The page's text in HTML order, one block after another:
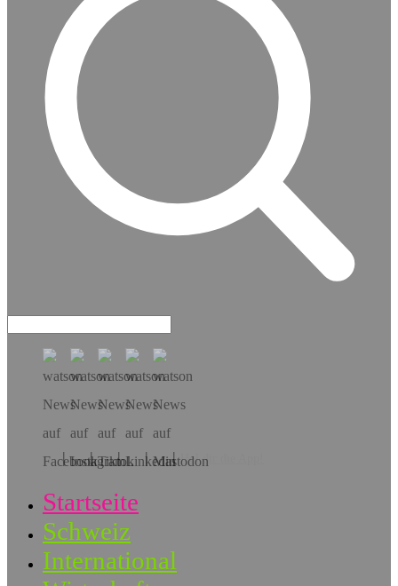
Hol dir die App!
Startseite
Schweiz
International